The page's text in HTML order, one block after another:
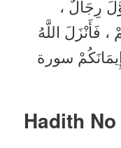
رِجَالٌ ،
، فَأَنْزَلَ اللَّهُ
سورة
Hadith